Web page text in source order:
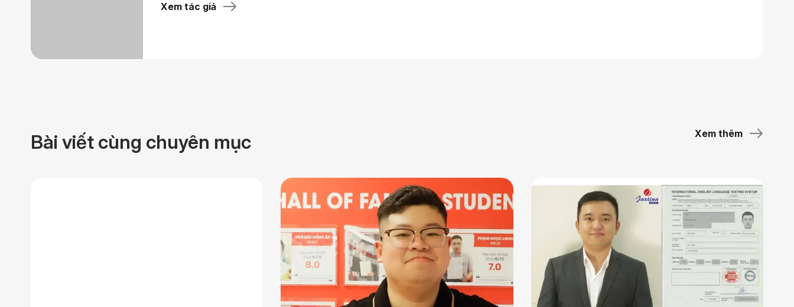
Xem tác giả
Bài viết cùng chuyên mục Xem thêm